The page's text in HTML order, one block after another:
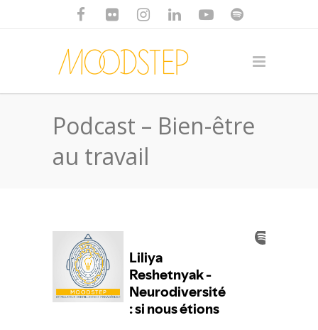
Podcast – Bien-être
au travail